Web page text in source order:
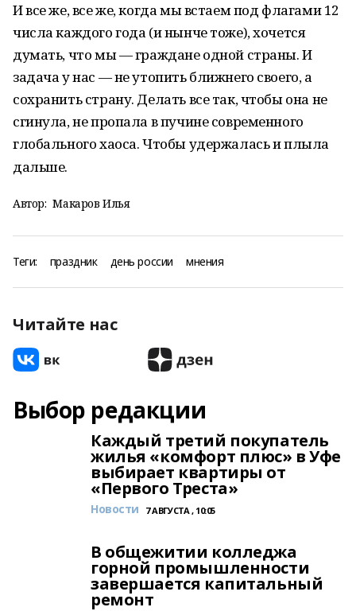
И все же, все же, когда мы встаем под флагами 12
числа каждого года (и нынче тоже), хочется
думать, что мы — граждане одной страны. И
задача у нас — не утопить ближнего своего, а
сохранить страну. Делать все так, чтобы она не
сгинула, не пропала в пучине современного
глобального хаоса. Чтобы удержалась и плыла
дальше.
Автор: Макаров Илья
Теги: праздник день россии мнения
Читайте нас
Выбор редакции
Каждый третий покупатель
жилья «комфорт плюс» в Уфе
выбирает квартиры от
«Первого Треста»
Новости 7 АВГУСТА , 10:05
В общежитии колледжа
горной промышленности
завершается капитальный
ремонт